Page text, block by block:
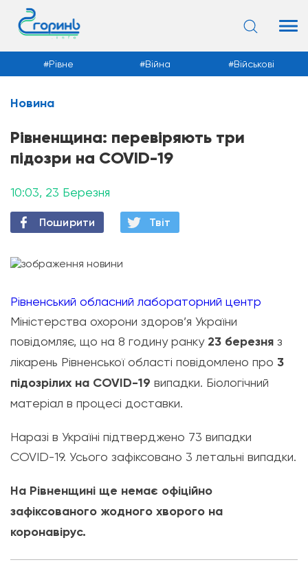
Новини
Рівне Війна Військові
Новина
Рівненщина: перевіряють три
підозри на COVID-19
10:03, 23 Березня
Поширити Твiт
Рівненський обласний лабораторний центр
Міністерства охорони здоров’я України
повідомляє, що на 8 годину ранку 23 березня з
лікарень Рівненської області повідомлено про 3
підозрілих на COVID-19 випадки. Біологічний
матеріал в процесі доставки.
Наразі в Україні підтверджено 73 випадки
COVID-19. Усього зафіксовано 3 летальні випадки.
На Рівненщині ще немає офіційно
зафіксованого жодного хворого на
коронавірус.